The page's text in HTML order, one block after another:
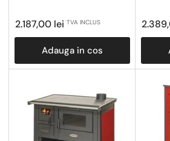
Pret
obisnuit
2.187,00 lei TVA INCLUS
Adauga in cos
Pret